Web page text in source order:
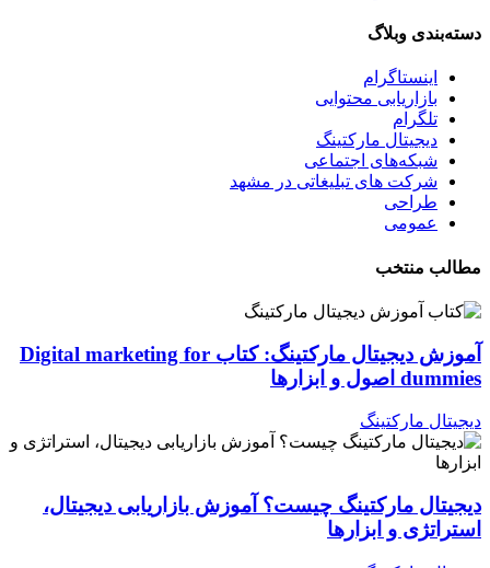
دسته‌بندی وبلاگ
اینستاگرام
بازاریابی محتوایی
تلگرام
دیجیتال مارکتینگ
شبکه‌های اجتماعی
شرکت های تبلیغاتی در مشهد
طراحی
عمومی
مطالب منتخب
آموزش دیجیتال مارکتینگ: کتاب Digital marketing for
dummies اصول و ابزارها
دیجیتال مارکتینگ
دیجیتال مارکتینگ چیست؟ آموزش بازاریابی دیجیتال،
استراتژی و ابزارها